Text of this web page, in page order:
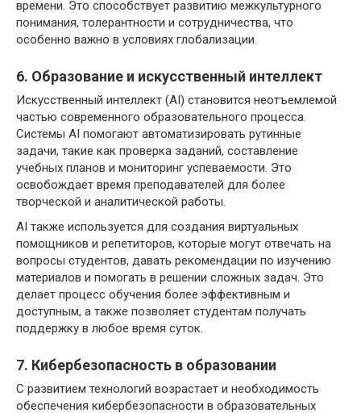
времени. Это способствует развитию межкультурного
понимания, толерантности и сотрудничества, что
особенно важно в условиях глобализации.
6. Образование и искусственный интеллект
Искусственный интеллект (AI) становится неотъемлемой
частью современного образовательного процесса.
Системы AI помогают автоматизировать рутинные
задачи, такие как проверка заданий, составление
учебных планов и мониторинг успеваемости. Это
освобождает время преподавателей для более
творческой и аналитической работы.
AI также используется для создания виртуальных
помощников и репетиторов, которые могут отвечать на
вопросы студентов, давать рекомендации по изучению
материалов и помогать в решении сложных задач. Это
делает процесс обучения более эффективным и
доступным, а также позволяет студентам получать
поддержку в любое время суток.
7. Кибербезопасность в образовании
С развитием технологий возрастает и необходимость
обеспечения кибербезопасности в образовательных